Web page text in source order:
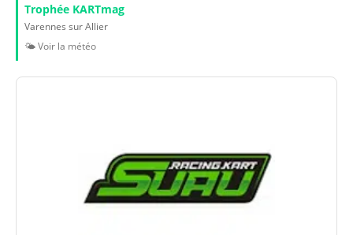
Trophée KARTmag
Varennes sur Allier
🌤️ Voir la météo